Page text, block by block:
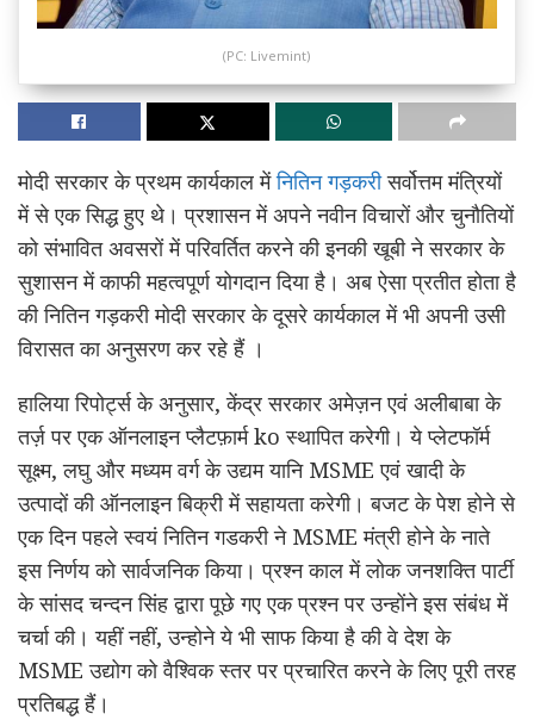
(PC: Livemint)
मोदी सरकार के प्रथम कार्यकाल मेंनितिन गड़करीसर्वोत्तम मंत्रियों
में से एक सिद्ध हुए थे। प्रशासन में अपने नवीन विचारों और चुनौतियों
को संभावित अवसरों में परिवर्तित करने की इनकी खूबी ने सरकार के
सुशासन में काफी महत्वपूर्ण योगदान दिया है। अब ऐसा प्रतीत होता है
की नितिन गड़करी मोदी सरकार के दूसरे कार्यकाल में भी अपनी उसी
विरासत का अनुसरण कर रहे हैं ।
हालिया रिपोर्ट्स के अनुसार, केंद्र सरकार अमेज़न एवं अलीबाबा के
तर्ज़ पर एक ऑनलाइन प्लैटफ़ार्म ko स्थापित करेगी। ये प्लेटफॉर्म
सूक्ष्म, लघु और मध्यम वर्ग के उद्यम यानि MSME एवं खादी के
उत्पादों की ऑनलाइन बिक्री में सहायता करेगी। बजट के पेश होने से
एक दिन पहले स्वयं नितिन गडकरी ने MSME मंत्री होने के नाते
इस निर्णय को सार्वजनिक किया। प्रश्न काल में लोक जनशक्ति पार्टी
के सांसद चन्दन सिंह द्वारा पूछे गए एक प्रश्न पर उन्होंने इस संबंध में
चर्चा की। यहीं नहीं, उन्होने ये भी साफ किया है की वे देश के
MSME उद्योग को वैश्विक स्तर पर प्रचारित करने के लिए पूरी तरह
प्रतिबद्ध हैं।